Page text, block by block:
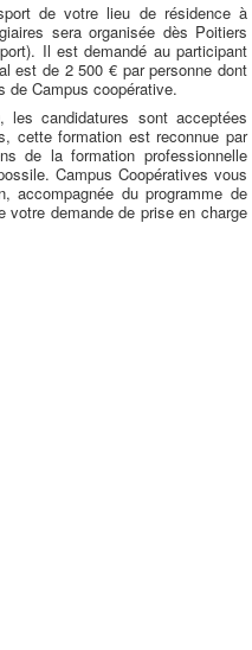
de votre lieu de résidence à
sera organisée dès Poitiers
Il est demandé au participant
est de 2 500 € par personne dont
de Campus coopérative.
candidatures sont acceptées
cette formation est reconnue par
de la formation professionnelle
Campus Coopératives vous
accompagnée du programme de
demande de prise en charge